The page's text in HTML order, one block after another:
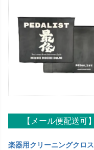
【メール便配送可】
楽器用クリーニングクロス